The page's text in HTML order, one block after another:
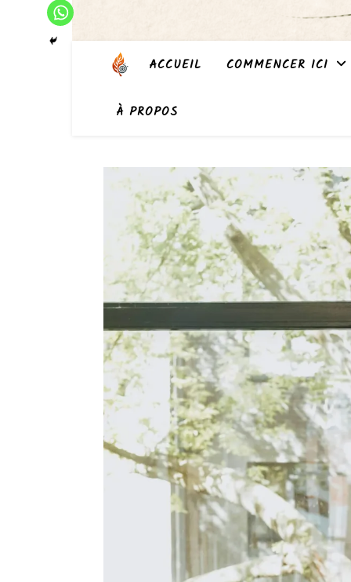
ACCUEIL COMMENCER ICI
À PROPOS